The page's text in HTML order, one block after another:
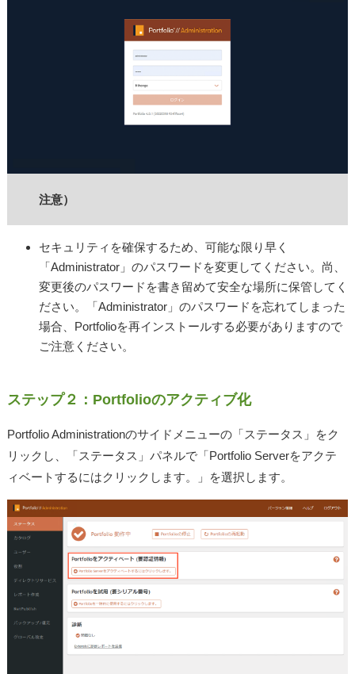
注意）
セキュリティを確保するため、可能な限り早く
「Administrator」のパスワードを変更してください。尚、
変更後のパスワードを書き留めて安全な場所に保管してく
ださい。「Administrator」のパスワードを忘れてしまった
場合、Portfolioを再インストールする必要がありますので
ご注意ください。
ステップ２：Portfolioのアクティブ化
Portfolio Administrationのサイドメニューの「ステータス」をク
リックし、「ステータス」パネルで「Portfolio Serverをアクテ
ィベートするにはクリックします。」を選択します。